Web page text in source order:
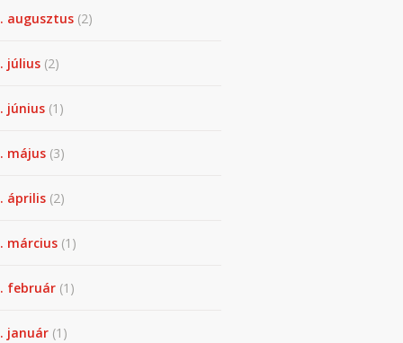
augusztus (2)
július (2)
június (1)
május (3)
április (2)
március (1)
február (1)
január (1)